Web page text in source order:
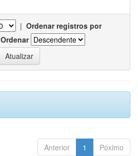
| Ordenar registros por
Ordenar
Anterior 1 Póximo